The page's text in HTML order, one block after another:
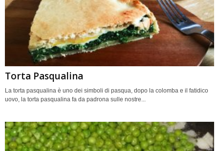
Torta Pasqualina
La torta pasqualina è uno dei simboli di pasqua, dopo la colomba e il fatidico
uovo, la torta pasqualina fa da padrona sulle nostre...